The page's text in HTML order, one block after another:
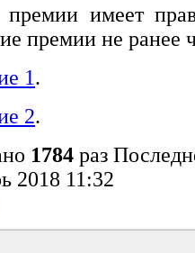
премии имеет
премии не ранее
1.
2.
1784 раз
2018 11:32